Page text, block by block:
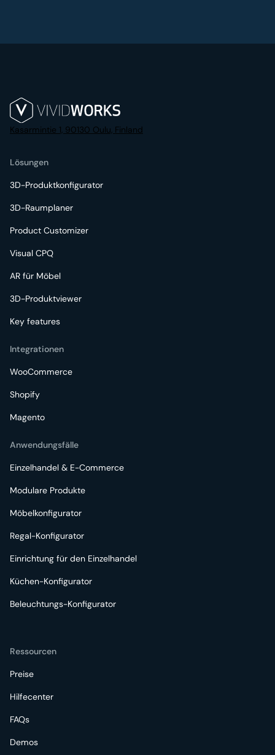
Kasarmintie 1, 90130 Oulu, Finland
Lösungen
3D-Produktkonfigurator
3D-Raumplaner
Product Customizer
Visual CPQ
AR für Möbel
3D-Produktviewer
Key features
Integrationen
WooCommerce
Shopify
Magento
Anwendungsfälle
Einzelhandel & E-Commerce
Modulare Produkte
Möbelkonfigurator
Regal-Konfigurator
Einrichtung für den Einzelhandel
Küchen-Konfigurator
Beleuchtungs-Konfigurator
Ressourcen
Preise
Hilfecenter
FAQs
Demos